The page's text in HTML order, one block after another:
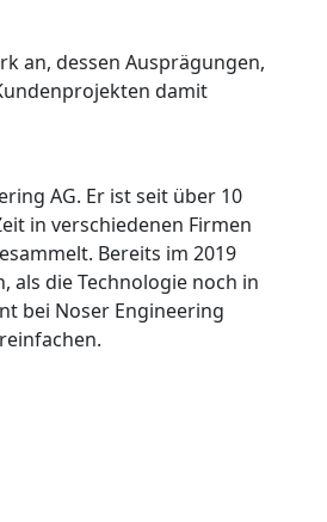
an, dessen Ausprägungen,
damit
AG. Er ist seit über 10
in verschiedenen Firmen
Bereits im 2019
als die Technologie noch in
bei Noser Engineering